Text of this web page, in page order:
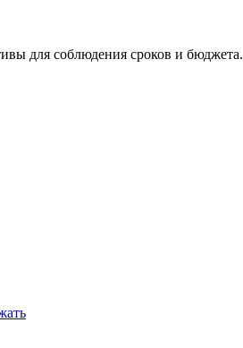
для соблюдения сроков и бюджета.